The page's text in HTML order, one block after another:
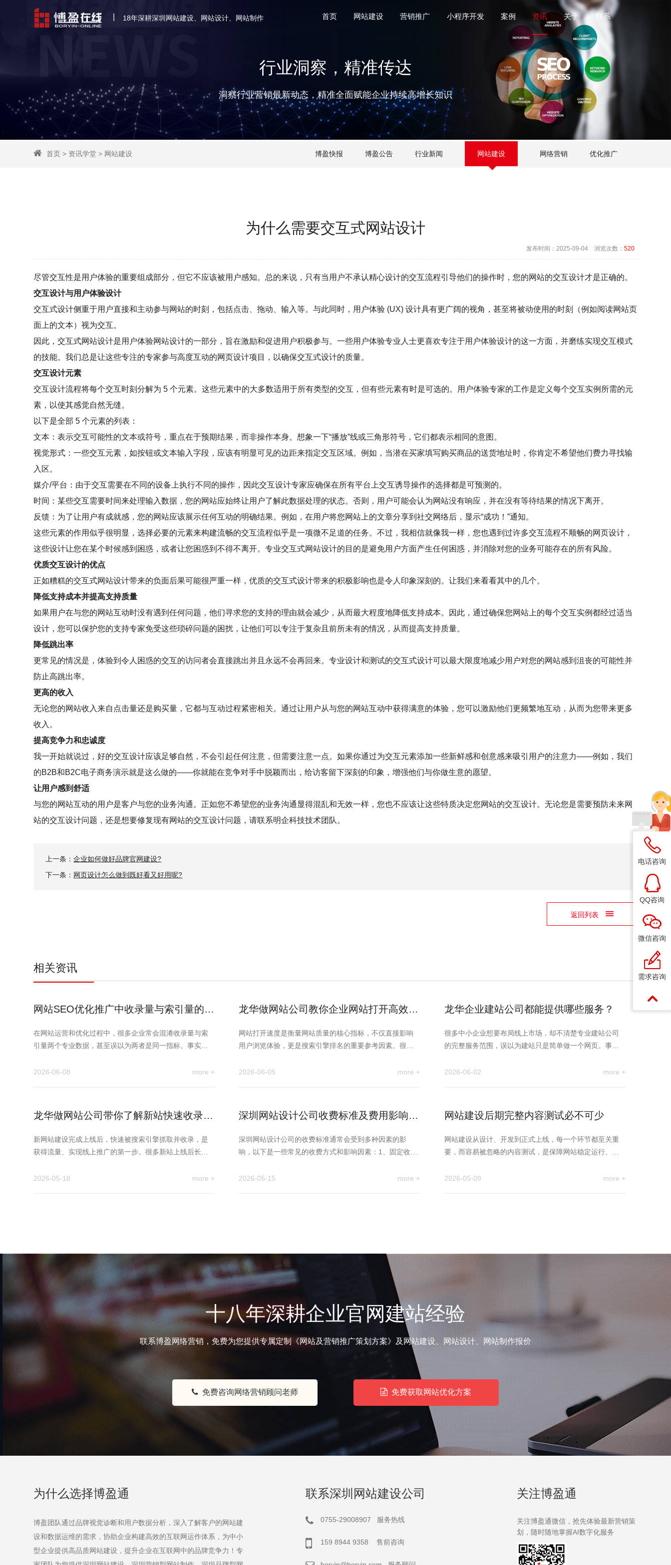
18年深耕深圳网站建设、网站设计、网站制作 首页 网站建设 营销推广 小程序开发 案例 资讯 关于 联系
行业洞察，精准传达
洞察行业营销最新动态，精准全面赋能企业持续高增长知识
首页 > 资讯学堂 > 网站建设 博盈快报 博盈公告 行业新闻 网站建设 网络营销 优化推广
为什么需要交互式网站设计
发布时间：2025-09-04 浏览次数： 520
尽管交互性是用户体验的重要组成部分，但它不应该被用户感知。总的来说，只有当用户不承认精心设计的交互流程引导他们的操作时，您的网站的交互设计才是正确的。
交互设计与用户体验设计
交互式设计侧重于用户直接和主动参与网站的时刻，包括点击、拖动、输入等。与此同时，用户体验 (UX) 设计具有更广阔的视角，甚至将被动使用的时刻（例如阅读网站页
面上的文本）视为交互。
因此，交互式网站设计是用户体验网站设计的一部分，旨在激励和促进用户积极参与。一些用户体验专业人士更喜欢专注于用户体验设计的这一方面，并磨练实现交互模式
的技能。我们总是让这些专注的专家参与高度互动的网页设计项目，以确保交互式设计的质量。
交互设计元素
交互设计流程将每个交互时刻分解为 5 个元素。这些元素中的大多数适用于所有类型的交互，但有些元素有时是可选的。用户体验专家的工作是定义每个交互实例所需的元
素，以使其感觉自然无缝。
以下是全部 5 个元素的列表：
文本：表示交互可能性的文本或符号，重点在于预期结果，而非操作本身。想象一下“播放”线或三角形符号，它们都表示相同的意图。
视觉形式：一些交互元素，如按钮或文本输入字段，应该有明显可见的边距来指定交互区域。例如，当潜在买家填写购买商品的送货地址时，你肯定不希望他们费力寻找输
入区。
媒介/平台：由于交互需要在不同的设备上执行不同的操作，因此交互设计专家应确保在所有平台上交互诱导操作的选择都是可预测的。
时间：某些交互需要时间来处理输入数据，您的网站应始终让用户了解此数据处理的状态。否则，用户可能会认为网站没有响应，并在没有等待结果的情况下离开。
反馈：为了让用户有成就感，您的网站应该展示任何互动的明确结果。例如，在用户将您网站上的文章分享到社交网络后，显示“成功！”通知。
这些元素的作用似乎很明显，选择必要的元素来构建流畅的交互流程似乎是一项微不足道的任务。不过，我相信就像我一样，您也遇到过许多交互流程不顺畅的网页设计，
这些设计让您在某个时候感到困惑，或者让您困惑到不得不离开。专业交互式网站设计的目的是避免用户方面产生任何困惑，并消除对您的业务可能存在的所有风险。
优质交互设计的优点
正如糟糕的交互式网站设计带来的负面后果可能很严重一样，优质的交互式设计带来的积极影响也是令人印象深刻的。让我们来看看其中的几个。
降低支持成本并提高支持质量
如果用户在与您的网站互动时没有遇到任何问题，他们寻求您的支持的理由就会减少，从而最大程度地降低支持成本。因此，通过确保您网站上的每个交互实例都经过适当
设计，您可以保护您的支持专家免受这些琐碎问题的困扰，让他们可以专注于复杂且前所未有的情况，从而提高支持质量。
降低跳出率
更常见的情况是，体验到令人困惑的交互的访问者会直接跳出并且永远不会再回来。专业设计和测试的交互式设计可以最大限度地减少用户对您的网站感到沮丧的可能性并
防止高跳出率。
更高的收入
无论您的网站收入来自点击量还是购买量，它都与互动过程紧密相关。通过让用户从与您的网站互动中获得满意的体验，您可以激励他们更频繁地互动，从而为您带来更多
收入。
提高竞争力和忠诚度
我一开始就说过，好的交互设计应该足够自然，不会引起任何注意，但需要注意一点。如果你通过为交互元素添加一些新鲜感和创意感来吸引用户的注意力——例如，我们
的B2B和B2C电子商务演示就是这么做的——你就能在竞争对手中脱颖而出，给访客留下深刻的印象，增强他们与你做生意的愿望。
让用户感到舒适
与您的网站互动的用户是客户与您的业务沟通。正如您不希望您的业务沟通显得混乱和无效一样，您也不应该让这些特质决定您网站的交互设计。无论您是需要预防未来网
站的交互设计问题，还是想要修复现有网站的交互设计问题，请联系明企科技技术团队。
上一条：企业如何做好品牌官网建设?
下一条： 网页设计怎么做到既好看又好用呢?
返回列表
相关资讯
网站SEO优化推广中收录量与索引量的不
在网站运营和优化过程中，很多企业常会混淆收录量与索
引量两个专业数据，甚至误以为两者是同一指标。事实
2026-06-08
more +
龙华做网站公司教你企业网站打开高效提
网站打开速度是衡量网站质量的核心指标，不仅直接影响
用户浏览体验，更是搜索引擎排名的重要参考因素。很多
2026-06-05
more +
龙华企业建站公司都能提供哪些服务？
很多中小企业想要布局线上市场，却不清楚专业建站公司
的完整服务范围，误以为建站只是简单做一个网页。事实
2026-06-02
more +
龙华做网站公司带你了解新站快速收录抓
新网站建设完成上线后，快速被搜索引擎抓取并收录，是
获得流量、实现线上推广的第一步。很多新站上线后长期
2026-05-18
more +
深圳网站设计公司收费标准及费用影响因
深圳网站设计公司的收费标准通常会受到多种因素的影
响，以下是一些常见的收费方式和影响因素：1、固定收
2026-05-15
more +
网站建设后期完整内容测试必不可少
网站建设从设计、开发到正式上线，每一个环节都至关重
要，而容易被忽略的内容测试，是保障网站稳定运行、提
2026-05-09
more +
十八年深耕企业官网建站经验
联系博盈网络营销，免费为您提供专属定制《网站及营销推广策划方案》及网站建设、网站设计、网站制作报价
免费咨询网络营销顾问老师 免费获取网站优化方案
为什么选择博盈通
博盈团队通过品牌视觉诊断和用户数据分析，深入了解客户的网站建
设和数据运维的需求，协助企业构建高效的互联网运作体系，为中小
型企业提供高品质网站建设，提升企业在互联网中的品牌竞争力！专
联系深圳网站建设公司
0755-29008907 服务热线
159 8944 9358 售前咨询
关注博盈通
关注博盈通微信，抢先体验最新营销策
划，随时随地掌握AI数字化服务
电话咨询
QQ咨询
微信咨询
需求咨询